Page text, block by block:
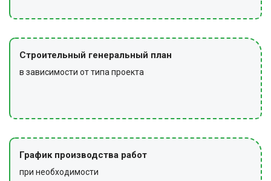
Строительный генеральный план
в зависимости от типа проекта
График производства работ
при необходимости